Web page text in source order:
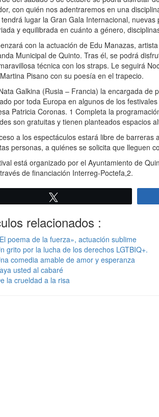
con quién nos adentraremos en una
lugar la Gran Gala Internacional,
y equilibrada en cuánto a género,
con la actuación de Edu Manazas,
Municipal de Quinto. Tras él, se podrá
técnica con los straps. Le seguirá
Pisano con su poesía en el trapecio.
Galkina (Rusia – Francia) la encargada de
por toda Europa en algunos de los
Patricia Coronas. 1 Completa la
son gratuitas y tienen planteados espacios
a los espectáculos estará libre de barreras
personas, a quiénes se solicita que lleguen
está organizado por el Ayuntamiento de
de financiación Interreg-Poctefa,2.
relacionados :
poema de la fuerza», actuación sublime
grito por la lucha de los derechos LGTBIQ+.
comedia amable de amor y esperanza
usted al cabaré
la crueldad a la risa